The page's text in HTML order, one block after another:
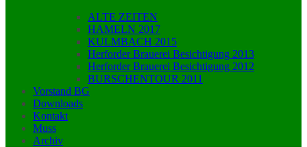
ALTE ZEITEN
HAMELN 2017
KULMBACH 2015
Herforder Brauerei Besichtigung 2013
Herforder Brauerei Besichtigung 2012
BURSCHENTOUR 2011
Vorstand BG
Downloads
Kontakt
Muss
Archiv